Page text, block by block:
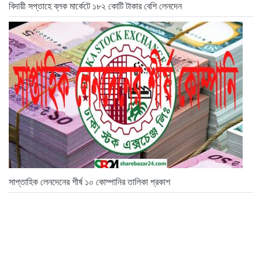
বিদায়ী সপ্তাহে ব্লক মার্কেটে ১৮২ কোটি টাকার বেশি লেনদেন
সাপ্তাহিক লেনদেনের শীর্ষ ১০ কোম্পানির তালিকা প্রকাশ